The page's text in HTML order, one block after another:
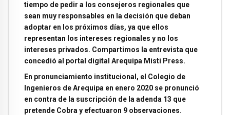
tiempo de pedir a los consejeros regionales que
sean muy responsables en la decisión que deban
adoptar en los próximos días, ya que ellos
representan los intereses regionales y no los
intereses privados. Compartimos la entrevista que
concedió al portal digital Arequipa Misti Press.
En pronunciamiento institucional, el Colegio de
Ingenieros de Arequipa en enero 2020 se pronunció
en contra de la suscripción de la adenda 13 que
pretende Cobra y efectuaron 9 observaciones.